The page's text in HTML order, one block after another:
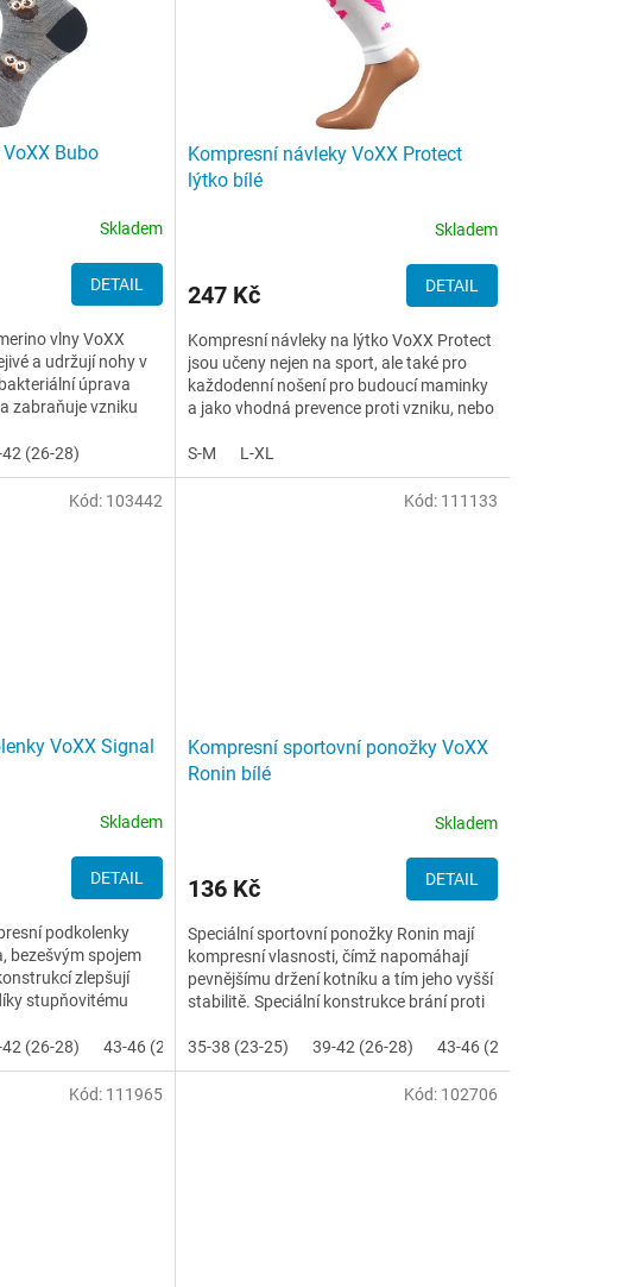
Bubo
Skladem
DETAIL
vlny VoXX
a udržují nohy v
úprava
zabraňuje vzniku
(26-28)
Kompresní návleky VoXX Protect
lýtko bílé
Skladem
247 Kč DETAIL
Kompresní návleky na lýtko VoXX Protect
jsou učeny nejen na sport, ale také pro
každodenní nošení pro budoucí maminky
a jako vhodná prevence proti vzniku, nebo
S-M
L-XL
VoXX Signal
Skladem
DETAIL
podkolenky
bezešvým spojem
zlepšují
stupňovitému
(26-28) 43-46 (29-31)
Kód: 103442
Kompresní sportovní ponožky VoXX
Ronin bílé
Skladem
136 Kč DETAIL
Speciální sportovní ponožky Ronin mají
kompresní vlasnosti, čímž napomáhají
pevnějšímu držení kotníku a tím jeho vyšší
stabilitě. Speciální konstrukce brání proti
35-38 (23-25)
39-42 (26-28) 43-46 (29-31)
Kód: 111133
Kód: 111965 Kód: 102706